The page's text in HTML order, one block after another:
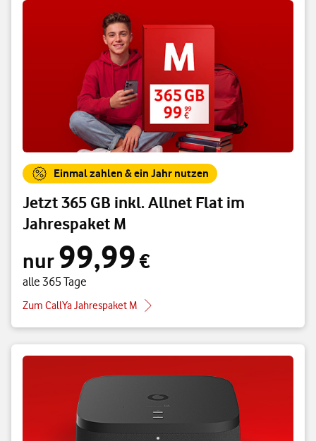
Einmal zahlen & ein Jahr nutzen
Jetzt 365 GB inkl. Allnet Flat im
Jahrespaket M
nur 99,99 € alle 365 Tage
nur 99,99 €
alle 365 Tage
Zum CallYa Jahrespaket M